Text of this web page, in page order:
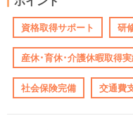
資格取得サポート 研
産休･育休･介護休暇取得実
社会保険完備 交通費